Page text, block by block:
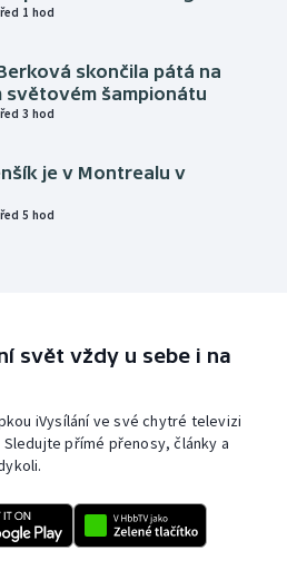
1 hod
skončila pátá na
světovém šampionátu
3 hod
je v Montrealu v
5 hod
svět vždy u sebe i na
iVysílání ve své chytré televizi
přímé přenosy, články a